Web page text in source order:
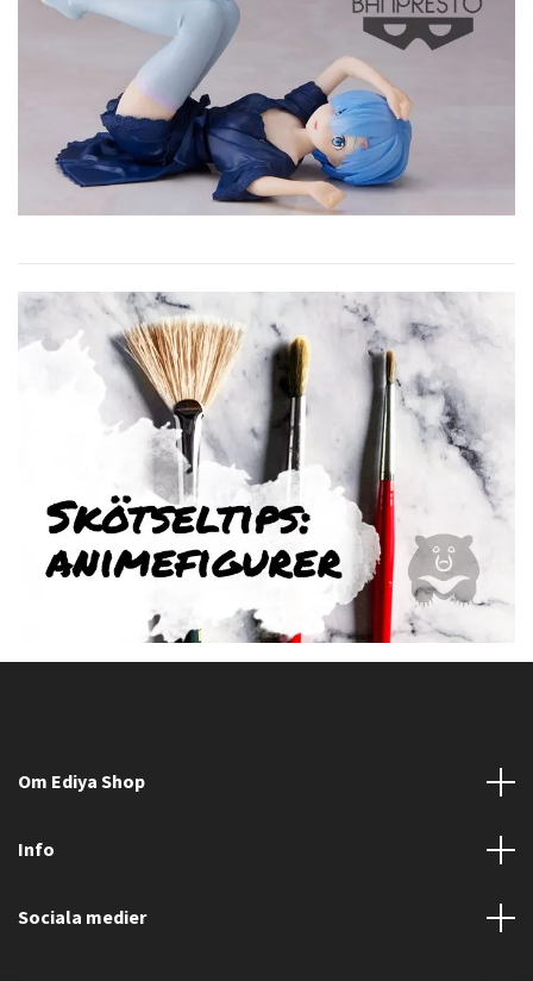
Om Ediya Shop
Info
Sociala medier